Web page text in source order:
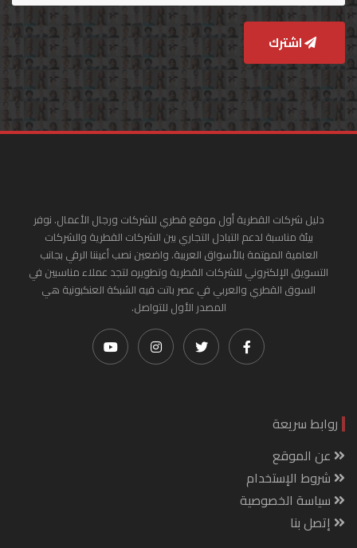
اشترك
دليل شركات القطرية أول موقع قطري للشركات ورجال الأعمال. نوفر
بيئة مناسبة لدعم التبادل التجاري بين الشركات القطرية والشركات
العامية المهتمة بالأسواق العربية. واضعين نصب أعيننا الرقي بجانب
التسويق الإلكتروني للشركات القطرية وتطويره لتجد عملاء مناسبين في
السوق القطري والعربي في عصر باتت فيه الشبكة العنكبونية هي
المصدر الأول للتواصل.
روابط سريعة
عن الموقع
شروط الإستخدام
سياسة الخصوصية
إتصل بنا